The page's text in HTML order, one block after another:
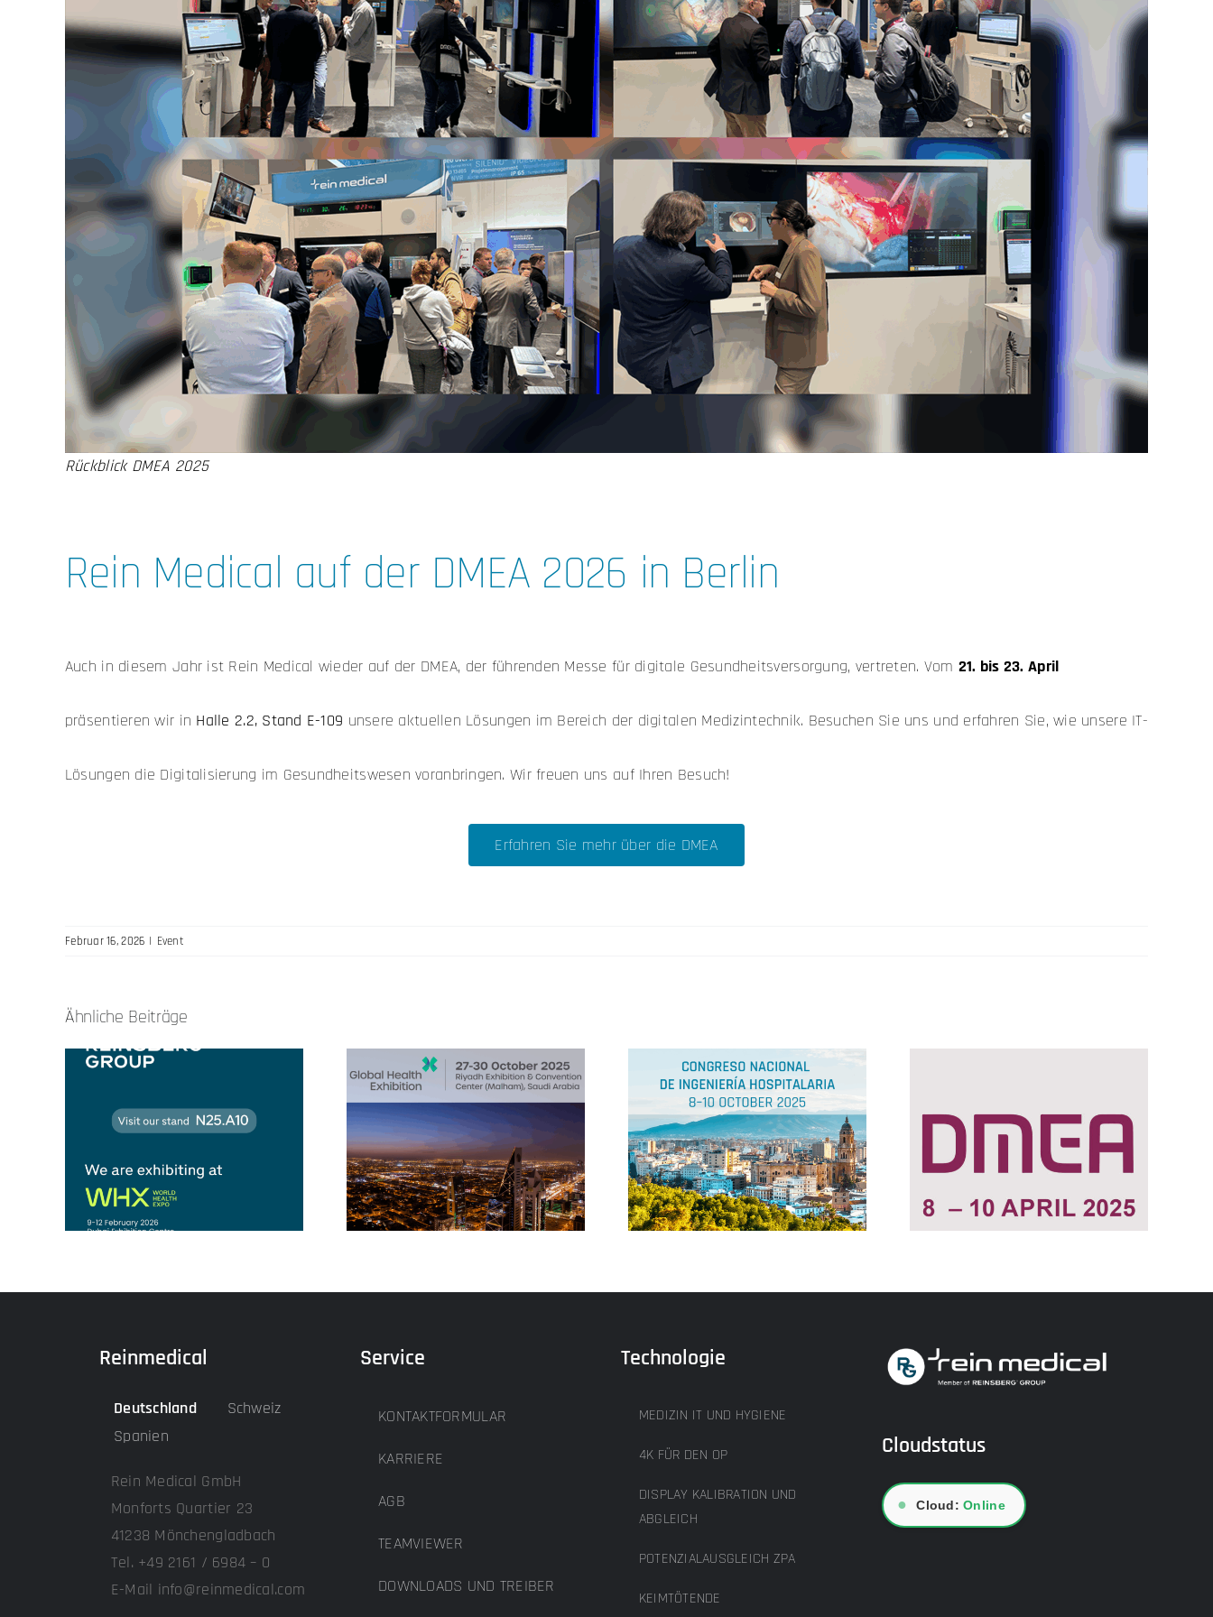
Rückblick DMEA 2025
Rein Medical auf der DMEA 2026 in Berlin
Auch in diesem Jahr ist Rein Medical wieder auf der DMEA, der führenden Messe für digitale Gesundheitsversorgung, vertreten. Vom 21. bis 23. April
präsentieren wir in Halle 2.2, Stand E-109 unsere aktuellen Lösungen im Bereich der digitalen Medizintechnik. Besuchen Sie uns und erfahren Sie, wie unsere IT-
Lösungen die Digitalisierung im Gesundheitswesen voranbringen. Wir freuen uns auf Ihren Besuch!
Erfahren Sie mehr über die DMEA
Februar 16, 2026 | Event
Ähnliche Beiträge
Exhibition 2025
Congreso Nacional de
Ingeniería Hospitalaria
DMEA 2025
World Health Expo
2026
Reinmedical
Deutschland
Rein Medical GmbH
Monforts Quartier 23
41238 Mönchengladbach
Tel. +49 2161 / 6984 – 0
E-Mail info@reinmedical.com
Schweiz
Spanien
Service
KONTAKTFORMULAR
KARRIERE
AGB
TEAMVIEWER
DOWNLOADS UND TREIBER
Technologie
MEDIZIN IT UND HYGIENE
4K FÜR DEN OP
DISPLAY KALIBRATION UND
ABGLEICH
POTENZIALAUSGLEICH ZPA
KEIMTÖTENDE
Cloudstatus
● Cloud:Online